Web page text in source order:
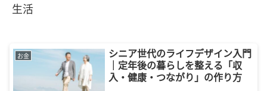
生活
お金
シニア世代のライフデザイン入門
｜定年後の暮らしを整える「収
入・健康・つながり」の作り方